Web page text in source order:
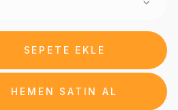
SEPETE EKLE
HEMEN SATIN AL